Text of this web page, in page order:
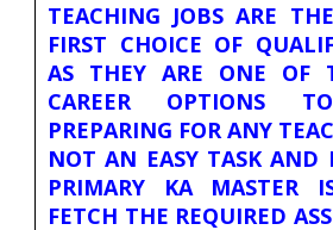
TEACHING JOBS ARE
FIRST CHOICE OF
AS THEY ARE ONE OF
CAREER OPTIONS
PREPARING FOR ANY
NOT AN EASY TASK AND
PRIMARY KA MASTER
FETCH THE REQUIRED